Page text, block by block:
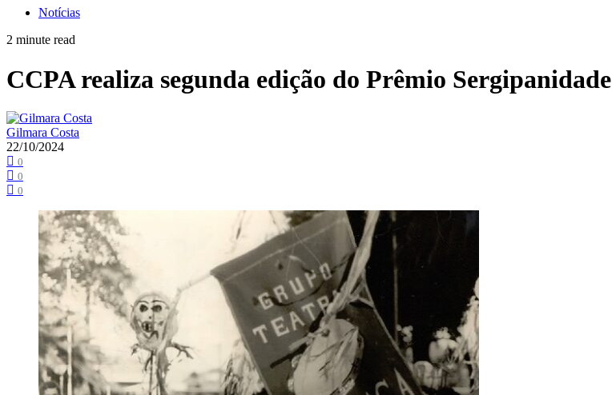
Notícias
2 minute read
CCPA realiza segunda edição do Prêmio Sergipanidade
Gilmara Costa
22/10/2024
0
0
0